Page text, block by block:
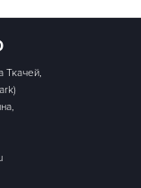
Ткачей,